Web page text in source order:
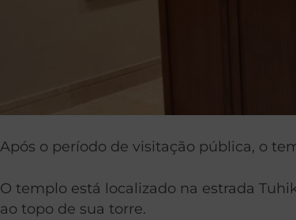
Após o período de visitação pública, o
O templo está localizado na estrada
ao topo de sua torre.